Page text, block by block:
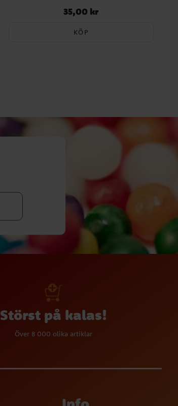
Pris:35,00 kr
35,00 kr
KÖP
Störst på kalas!
Över 8 000 olika artiklar